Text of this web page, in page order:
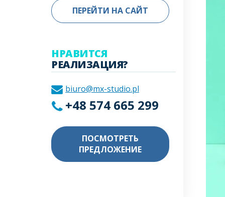
ПЕРЕЙТИ НА САЙТ
НРАВИТСЯ
РЕАЛИЗАЦИЯ?
biuro@mx-studio.pl
+48 574 665 299
ПОСМОТРЕТЬ
ПРЕДЛОЖЕНИЕ